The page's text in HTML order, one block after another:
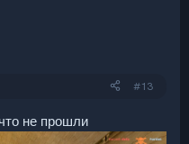
#13
не прошли